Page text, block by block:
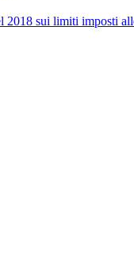
2018 sui limiti imposti